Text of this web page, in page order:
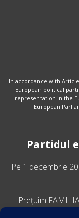
In accordance with
European political
representation in the
European
Partidul
Pe 1 decembrie
Prețuim